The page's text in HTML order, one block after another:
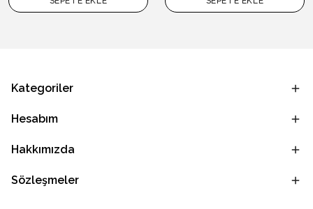
Kategoriler
Hesabım
Hakkımızda
Sözleşmeler